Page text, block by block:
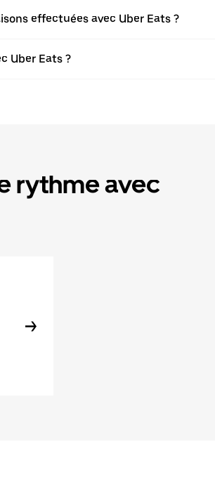
effectuées avec Uber Eats ?
Uber Eats ?
rythme avec